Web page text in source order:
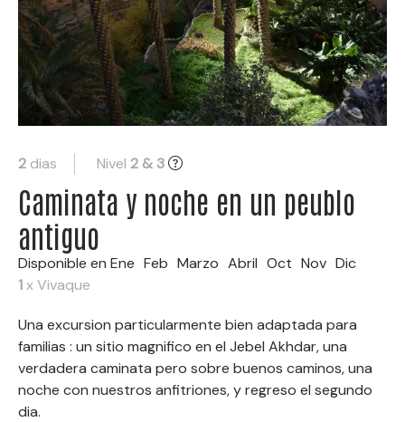
2 dias Nivel 2 & 3
Caminata y noche en un peublo
antiguo
Disponible en Ene Feb Marzo Abril Oct Nov Dic
1x Vivaque
Una excursion particularmente bien adaptada para
familias : un sitio magnifico en el Jebel Akhdar, una
verdadera caminata pero sobre buenos caminos, una
noche con nuestros anfitriones, y regreso el segundo
dia.